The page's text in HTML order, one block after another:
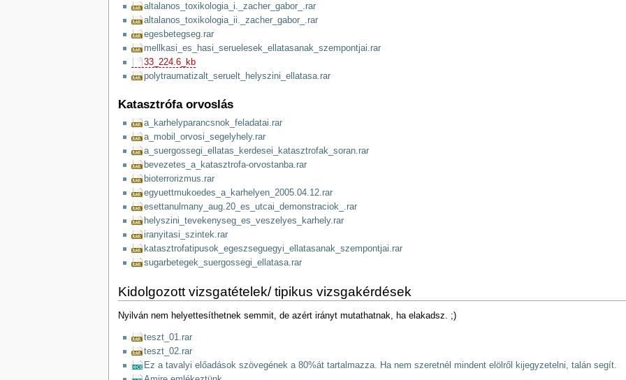
altalanos_toxikologia_i._zacher_gabor_.rar
altalanos_toxikologia_ii._zacher_gabor_.rar
egesbetegseg.rar
mellkasi_es_hasi_seruelesek_ellatasanak_szempontjai.rar
33_224.6_kb
polytraumatizalt_seruelt_helyszini_ellatasa.rar
Katasztrófa orvoslás
a_karhelyparancsnok_feladatai.rar
a_mobil_orvosi_segelyhely.rar
a_suergossegi_ellatas_kerdesei_katasztrofak_soran.rar
bevezetes_a_katasztrofa-orvostanba.rar
bioterrorizmus.rar
egyuettmukoedes_a_karhelyen_2005.04.12.rar
esettanulmany_aug.20_es_utcai_demonstraciok_.rar
helyszini_tevekenyseg_es_veszelyes_karhely.rar
iranyitasi_szintek.rar
katasztrofatipusok_egeszseguegyi_ellatasanak_szempontjai.rar
sugarbetegek_suergossegi_ellatasa.rar
Kidolgozott vizsgatételek/ tipikus vizsgakérdések
Nyilván nem helyettesíthetnek semmit, de azért irányt mutathatnak, ha elakadsz. ;)
teszt_01.rar
teszt_02.rar
Ez a tavalyi előadások szövegének a 80%át tartalmazza. Ha nem szeretnél mindent elölről kijegyzetelni, talán segít.